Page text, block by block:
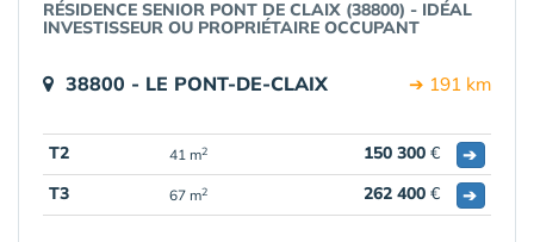
RÉSIDENCE SENIOR PONT DE CLAIX (38800) - IDÉAL
INVESTISSEUR OU PROPRIÉTAIRE OCCUPANT
38800 - LE PONT-DE-CLAIX ➔ 191 km
T2 41 m2 150 300 €
➔
T3
67 m2 262 400 € ➔